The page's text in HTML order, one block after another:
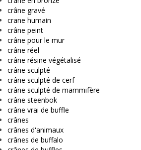
crâne gravé
crane humain
crâne peint
crâne pour le mur
crâne réel
crâne résine végétalisé
crâne sculpté
crâne sculpté de cerf
crâne sculpté de mammifère
crâne steenbok
crâne vrai de buffle
crânes
crânes d'animaux
crânes de buffalo